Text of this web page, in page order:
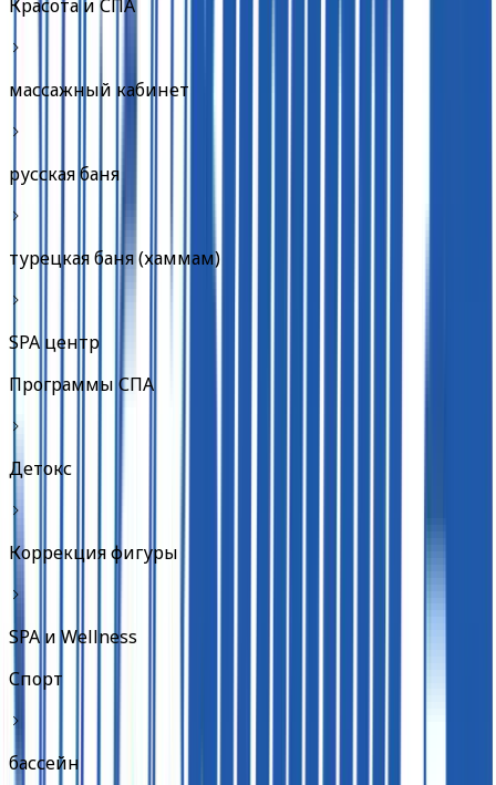
Красота и СПА
массажный кабинет
русская баня
турецкая баня (хаммам)
SPA центр
Программы СПА
Детокс
Коррекция фигуры
SPA и Wellness
Спорт
бассейн